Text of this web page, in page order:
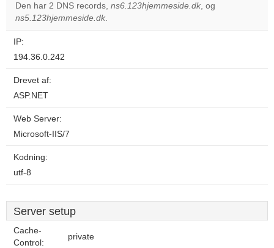
own this
Den har 2 DNS records, ns6.123hjemmeside.dk, og
ns5.123hjemmeside.dk.
IP:
194.36.0.242
Drevet af:
ASP.NET
Web Server:
Microsoft-IIS/7
Kodning:
utf-8
Server setup
Cache-
Control:
private